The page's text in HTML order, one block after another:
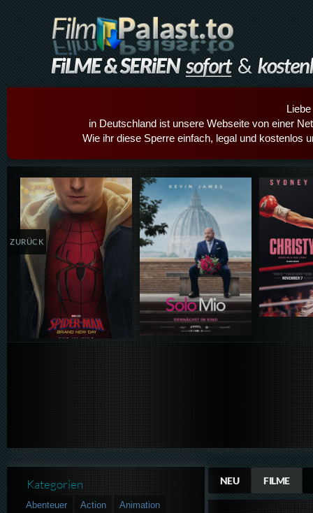
in Deutschland ist unsere Webseite von einer
Wie ihr diese Sperre einfach, legal und kostenlos
Details,Play Details,Play
ZURÜCK
NEU FILME
Kategorien
Abenteuer Action
Animation